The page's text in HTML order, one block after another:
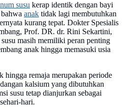
susu kerap identik dengan bayi
anak tidak lagi membutuhkan
kurang tepat. Dokter Spesialis
Prof. DR. dr. Rini Sekartini,
masih memiliki peran penting
anak hingga memasuki usia
hingga remaja merupakan periode
kalsium yang dibutuhkan
susu tetap dianjurkan sebagai
hari.